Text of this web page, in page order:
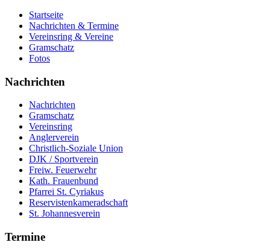
Startseite
Nachrichten & Termine
Vereinsring & Vereine
Gramschatz
Fotos
Nachrichten
Nachrichten
Gramschatz
Vereinsring
Anglerverein
Christlich-Soziale Union
DJK / Sportverein
Freiw. Feuerwehr
Kath. Frauenbund
Pfarrei St. Cyriakus
Reservistenkameradschaft
St. Johannesverein
Termine